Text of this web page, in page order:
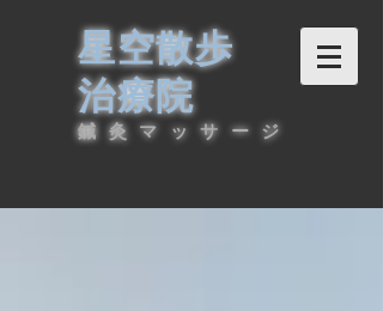
星空散歩
治療院
鍼灸マッサージ